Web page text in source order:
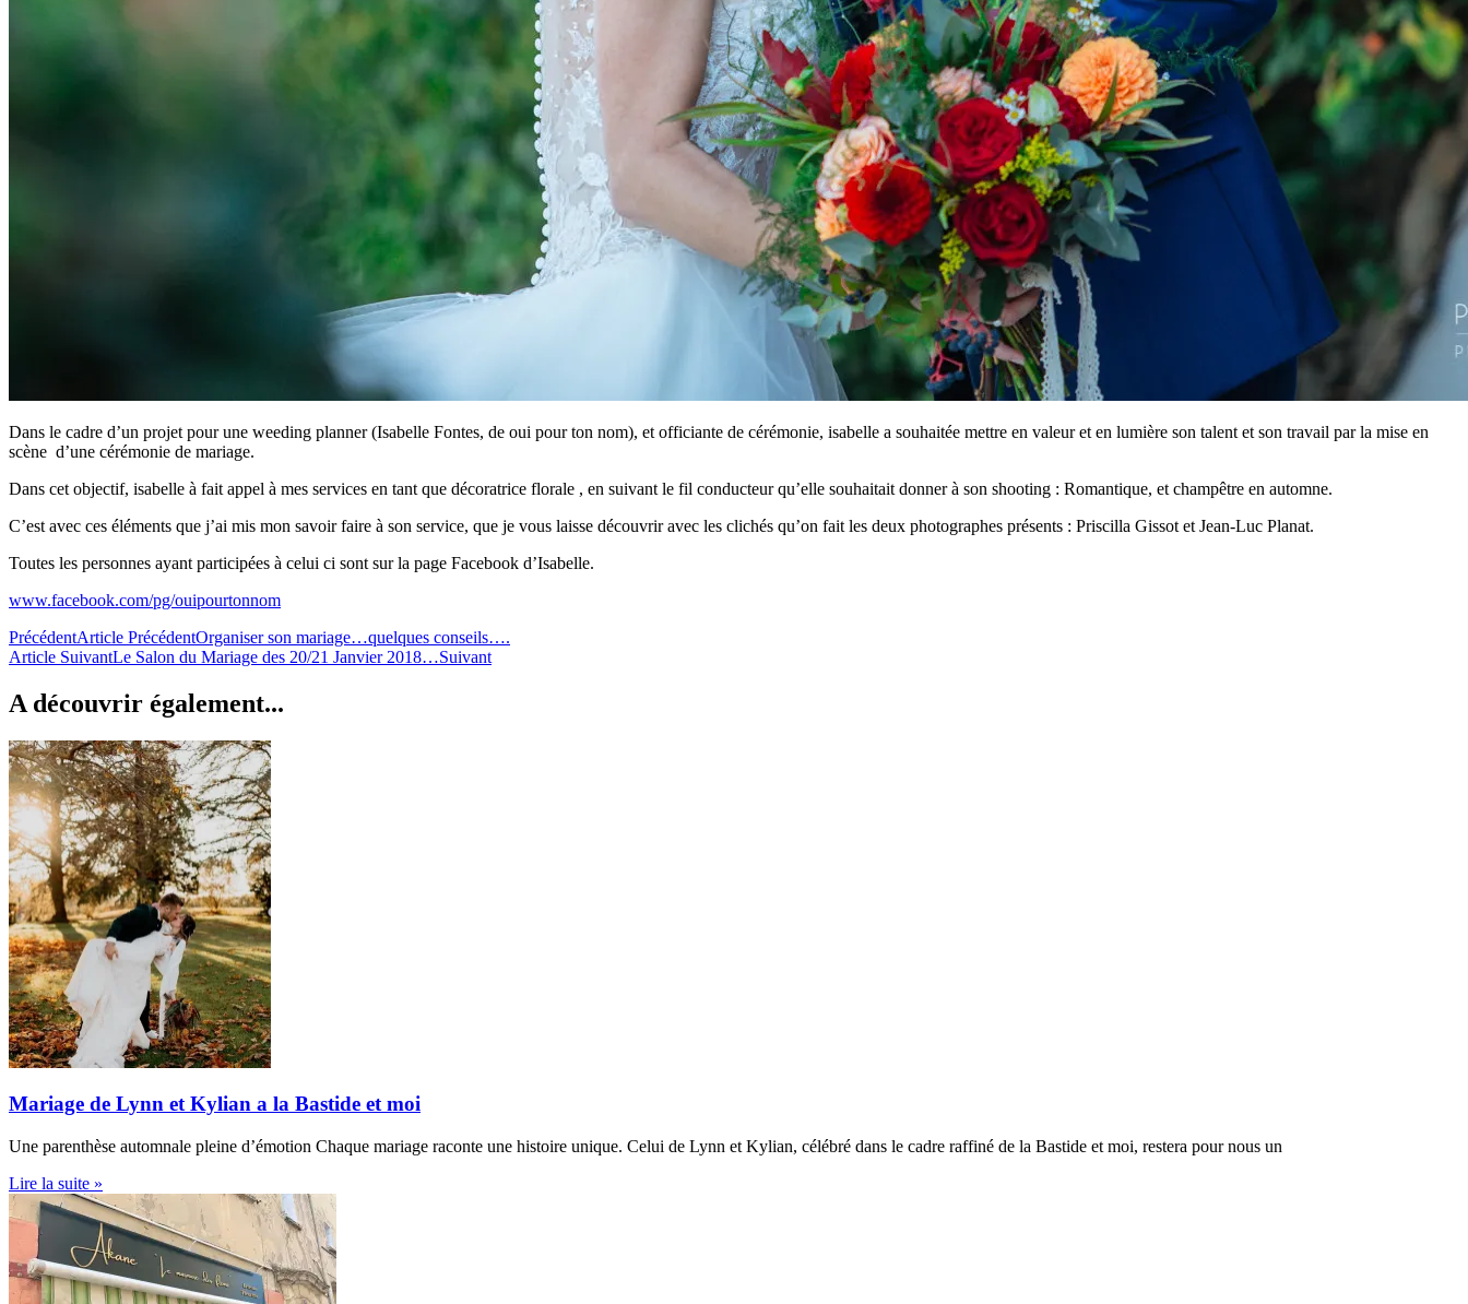
Dans le cadre d’un projet pour une weeding planner (Isabelle Fontes, de oui pour ton nom), et officiante de cérémonie, isabelle a souhaitée mettre en valeur et en lumière son talent et son travail par la mise en
scène d’une cérémonie de mariage.
Dans cet objectif, isabelle à fait appel à mes services en tant que décoratrice florale , en suivant le fil conducteur qu’elle souhaitait donner à son shooting : Romantique, et champêtre en automne.
C’est avec ces éléments que j’ai mis mon savoir faire à son service, que je vous laisse découvrir avec les clichés qu’on fait les deux photographes présents : Priscilla Gissot et Jean-Luc Planat.
Toutes les personnes ayant participées à celui ci sont sur la page Facebook d’Isabelle.
www.facebook.com/pg/ouipourtonnom
PrécédentArticle PrécédentOrganiser son mariage…quelques conseils….
Article SuivantLe Salon du Mariage des 20/21 Janvier 2018…Suivant
A découvrir également...
Mariage de Lynn et Kylian a la Bastide et moi
Une parenthèse automnale pleine d’émotion Chaque mariage raconte une histoire unique. Celui de Lynn et Kylian, célébré dans le cadre raffiné de la Bastide et moi, restera pour nous un
Lire la suite »